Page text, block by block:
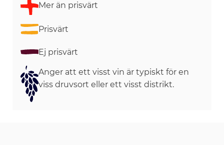
Mer än prisvärt
Prisvärt
Ej prisvärt
Anger att ett visst vin är typiskt för en
viss druvsort eller ett visst distrikt.